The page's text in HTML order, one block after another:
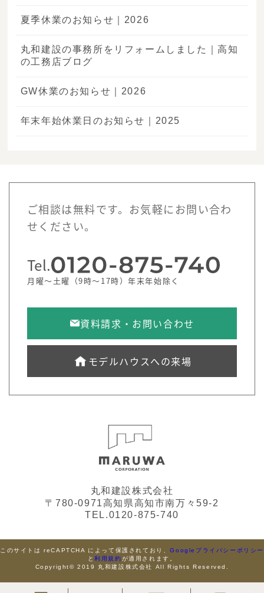
夏季休業のお知らせ｜2026
丸和建設の事務所をリフォームしました｜高知
の工務店ブログ
GW休業のお知らせ｜2026
年末年始休業日のお知らせ｜2025
ご相談は無料です。お気軽にお問い合わ
せください。
Tel.
月曜～土曜（9時～17時）年末年始除く
資料請求・お問い合わせ
モデルハウスへの来場
丸和建設株式会社
〒780-0971高知県高知市南万々59-2
TEL.0120-875-740
このサイトは reCAPTCHA によって保護されており、Googleプライバシーポリシー
と利用規約が適用されます。
Copyright© 2019 丸和建設株式会社 All Rights Reserved.